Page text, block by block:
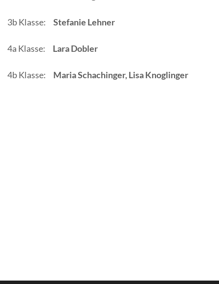
3b Klasse: Stefanie Lehner
4a Klasse: Lara Dobler
4b Klasse: Maria Schachinger, Lisa Knoglinger